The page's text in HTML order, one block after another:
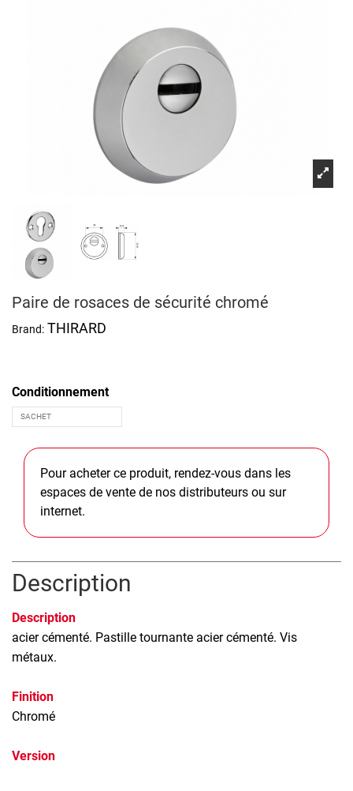
Paire de rosaces de sécurité chromé
Brand: THIRARD
Conditionnement
Pour acheter ce produit, rendez-vous dans les
espaces de vente de nos distributeurs ou sur
internet.
Description
Description
acier cémenté. Pastille tournante acier cémenté. Vis
métaux.
Finition
Chromé
Version